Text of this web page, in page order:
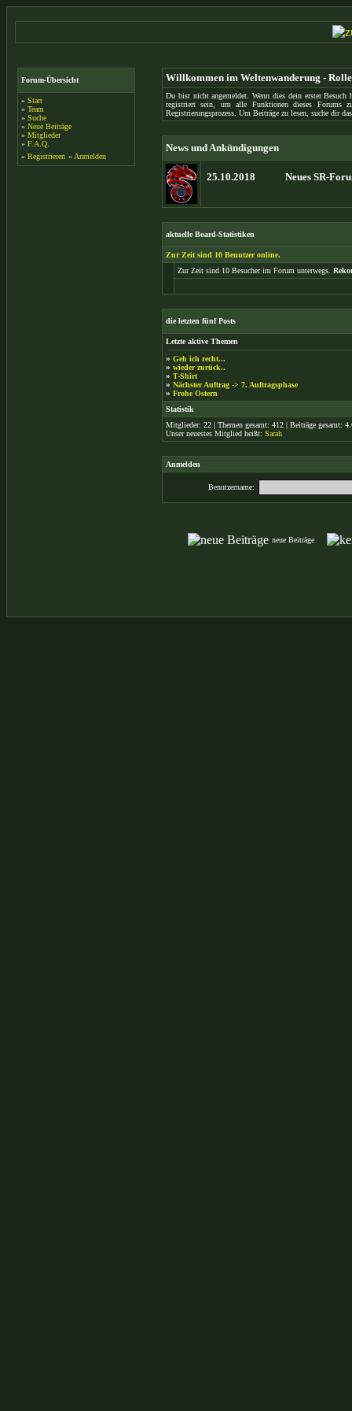
Forum-Übersicht
» Start
» Team
» Suche
» Neue Beiträge
» Mitglieder
» F.A.Q.
» Registrieren » Anmelden
Willkommen im Weltenwanderung -
Du bist nicht angemeldet. Wenn dies dein erster
registriert sein, um alle Funktionen dieses Forums
Registrierungsprozess. Um Beiträge zu lesen, suche dir
News und Ankündigungen
25.10.2018 Neues SR-
aktuelle Board-Statistiken
Zur Zeit sind 10 Benutzer online.
Zur Zeit sind 10 Besucher im Forum unterwegs.
die letzten fünf Posts
Letzte aktive Themen
» Geh ich recht...
» wieder zurück..
» T-Shirt
» Nächster Auftrag -> 7. Auftragsphase
» Frohe Ostern
Statistik
Mitglieder: 22 | Themen gesamt: 412 | Beiträge gesamt:
Unser neuestes Mitglied heißt: Sarah
Anmelden
Benutzername:
neue Beiträge